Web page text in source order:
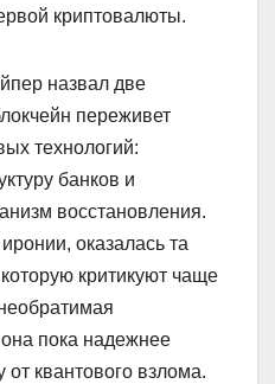
криптовалюты.
назвал две
переживет
технологий:
банков и
восстановления.
оказалась та
критикуют чаще
пока надежнее
квантового взлома.